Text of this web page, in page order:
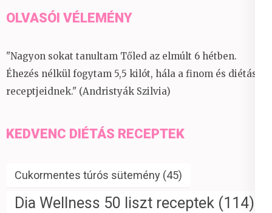
OLVASÓI VÉLEMÉNY
"Nagyon sokat tanultam Tőled az elmúlt 6 hétben.
Éhezés nélkül fogytam 5,5 kilót, hála a finom és diétás
receptjeidnek." (Andristyák Szilvia)
KEDVENC DIÉTÁS RECEPTEK
Cukormentes túrós sütemény (45)
Dia Wellness 50 liszt receptek (114)